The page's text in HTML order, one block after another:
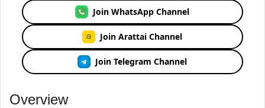
Join WhatsApp Channel
Join Arattai Channel
Join Telegram Channel
Overview